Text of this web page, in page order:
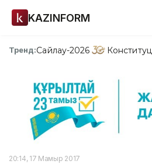
KAZINFORM
Тренд:Сайлау-2026
20:14, 17 Мамыр 2017